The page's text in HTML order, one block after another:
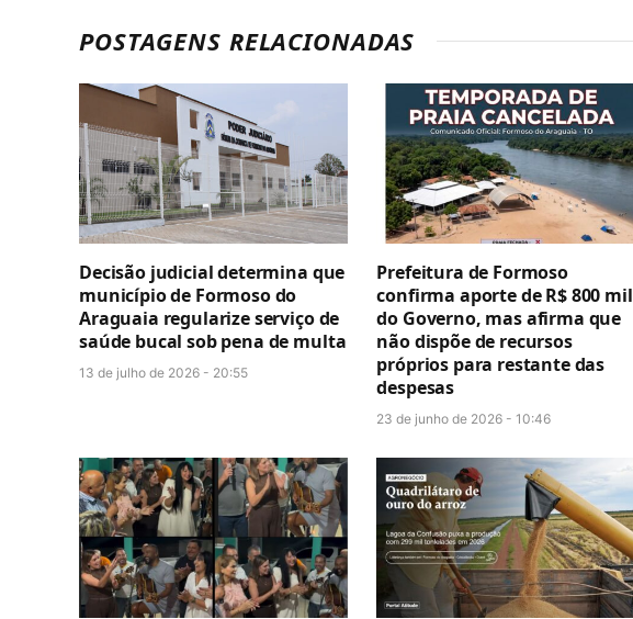
POSTAGENS RELACIONADAS
Decisão judicial determina que
município de Formoso do
Araguaia regularize serviço de
saúde bucal sob pena de multa
13 de julho de 2026 - 20:55
Prefeitura de Formoso
confirma aporte de R$ 800 mil
do Governo, mas afirma que
não dispõe de recursos
próprios para restante das
despesas
23 de junho de 2026 - 10:46